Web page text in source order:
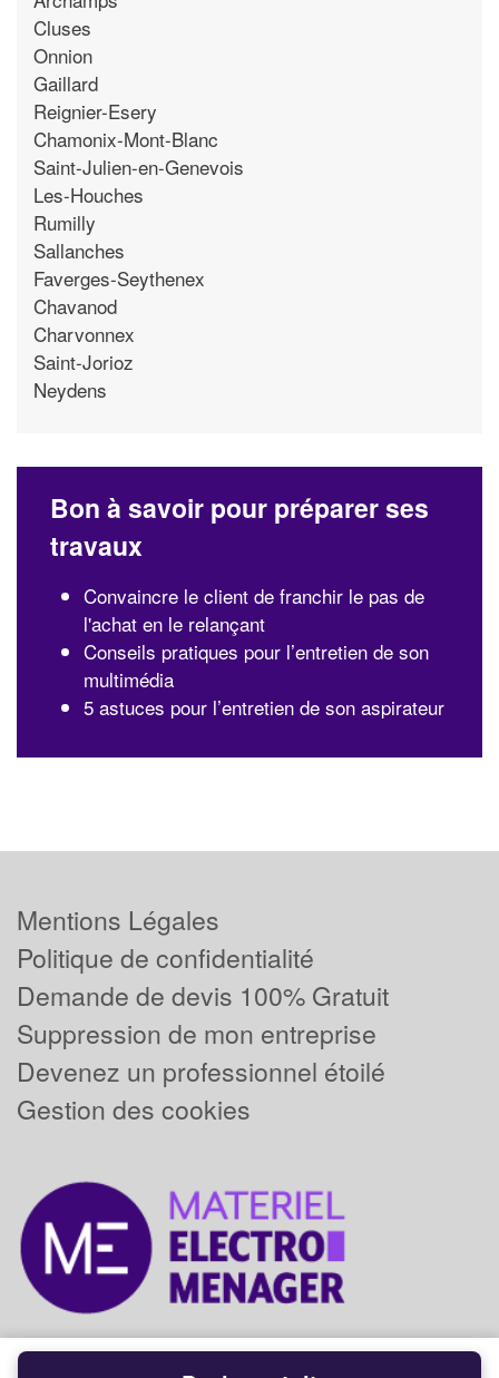
Cluses
Onnion
Gaillard
Reignier-Esery
Chamonix-Mont-Blanc
Saint-Julien-en-Genevois
Les-Houches
Rumilly
Sallanches
Faverges-Seythenex
Chavanod
Charvonnex
Saint-Jorioz
Neydens
Bon à savoir pour préparer ses
travaux
Convaincre le client de franchir le pas de
l'achat en le relançant
Conseils pratiques pour l’entretien de son
multimédia
5 astuces pour l’entretien de son aspirateur
Mentions Légales
Politique de confidentialité
Demande de devis 100% Gratuit
Suppression de mon entreprise
Devenez un professionnel étoilé
Gestion des cookies